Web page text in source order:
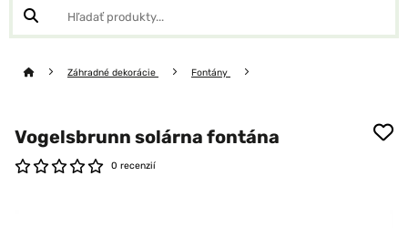
Záhradné dekorácie Fontány
Vogelsbrunn solárna fontána
0 recenzií